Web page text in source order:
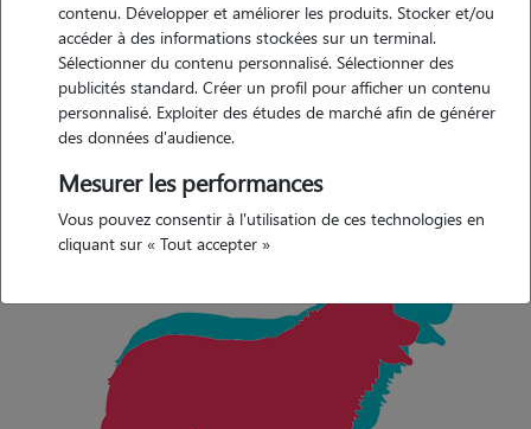
Son dos droit est musclé et large avec un corps bien proportionné et
harmonieux.
La queue est attachée haute. Tombante au repos, elle atteint les
contenu. Développer et améliorer les produits. Stocker et/ou
accéder à des informations stockées sur un terminal.
Sélectionner du contenu personnalisé. Sélectionner des
publicités standard. Créer un profil pour afficher un contenu
personnalisé. Exploiter des études de marché afin de générer
des données d'audience.
Mesurer les performances
Vous pouvez consentir à l'utilisation de ces technologies en
cliquant sur « Tout accepter »